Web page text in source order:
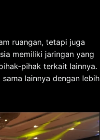
ruangan, tetapi juga
memiliki jaringan yang
pihak terkait lainnya.
lainnya dengan lebih